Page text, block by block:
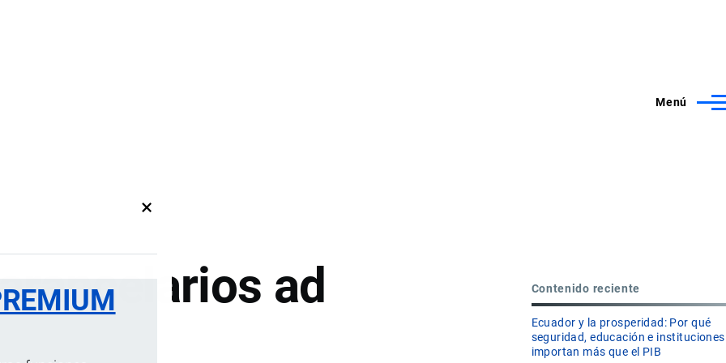
Menú
×
ad
Contenido reciente
Ecuador y la prosperidad: Por qué
seguridad, educación e instituciones
importan más que el PIB